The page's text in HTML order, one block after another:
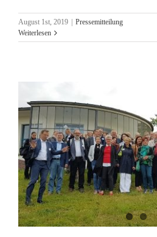
August 1st, 2019
Pressemitteilung
Weiterlesen